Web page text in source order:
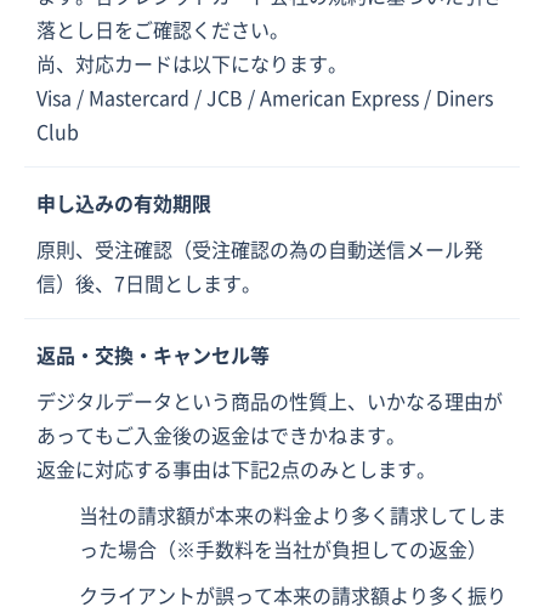
落とし日をご確認ください。
尚、対応カードは以下になります。
Visa / Mastercard / JCB / American Express / Diners
Club
申し込みの有効期限
原則、受注確認（受注確認の為の自動送信メール発
信）後、7日間とします。
返品・交換・キャンセル等
デジタルデータという商品の性質上、いかなる理由が
あってもご入金後の返金はできかねます。
返金に対応する事由は下記2点のみとします。
当社の請求額が本来の料金より多く請求してしま
った場合（※手数料を当社が負担しての返金）
クライアントが誤って本来の請求額より多く振り